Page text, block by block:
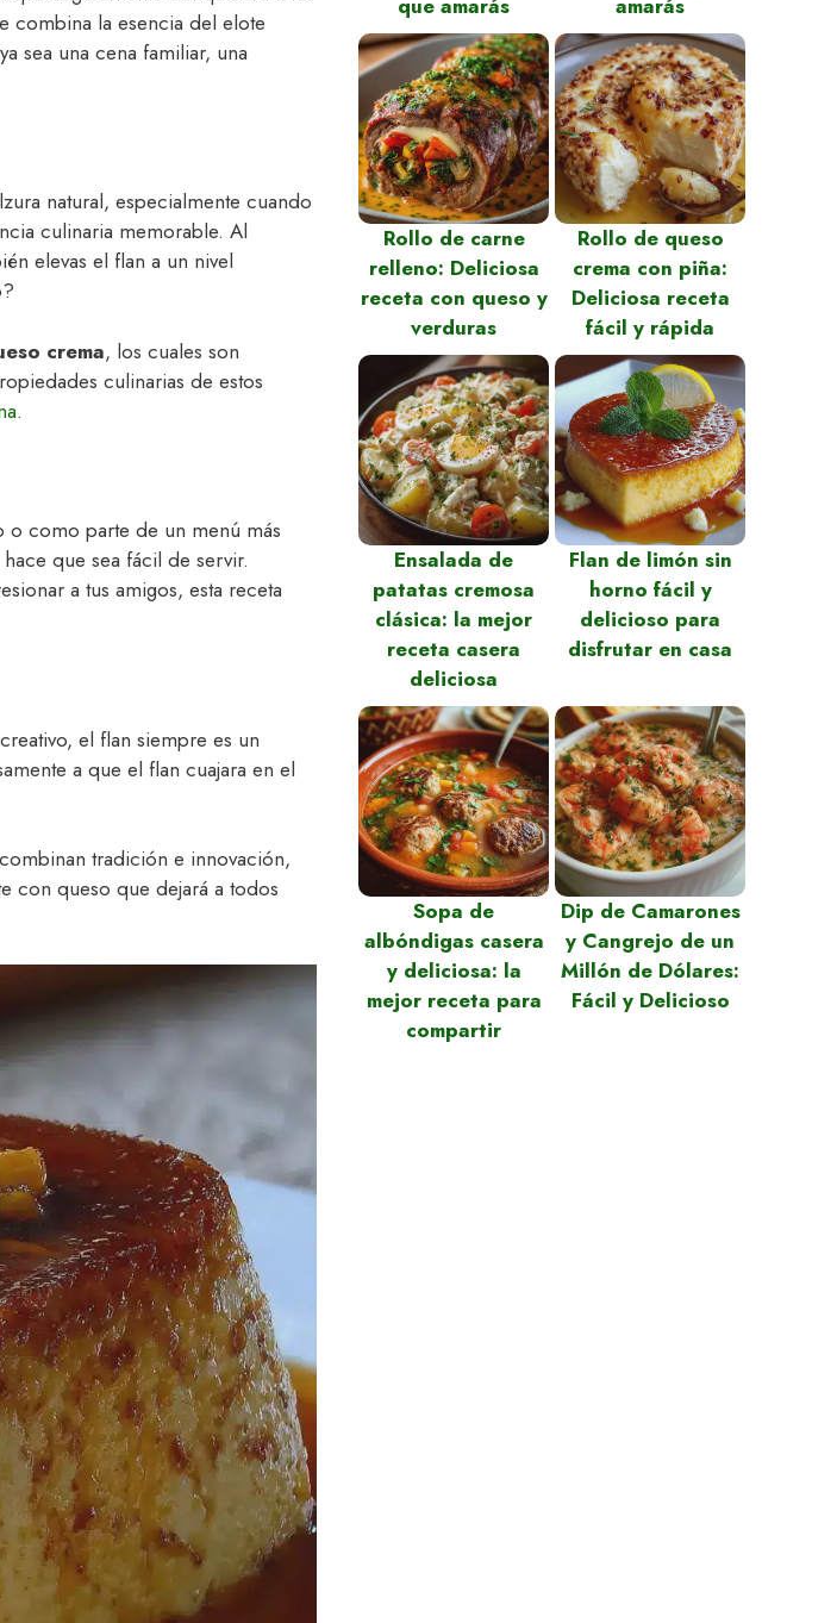
combina la esencia del elote
sea una cena familiar, una
natural, especialmente cuando
culinaria memorable. Al
elevas el flan a un nivel
crema, los cuales son
culinarias de estos
.
como parte de un menú más
que sea fácil de servir.
a tus amigos, esta receta
el flan siempre es un
a que el flan cuajara en el
tradición e innovación,
con queso que dejará a todos
Rollo de carne
relleno: Deliciosa
receta con queso y
verduras
Rollo de queso
crema con piña:
Deliciosa receta
fácil y rápida
Ensalada de
patatas cremosa
clásica: la mejor
receta casera
deliciosa
Flan de limón sin
horno fácil y
delicioso para
disfrutar en casa
Sopa de
albóndigas casera
y deliciosa: la
mejor receta para
compartir
Dip de Camarones
y Cangrejo de un
Millón de Dólares:
Fácil y Delicioso